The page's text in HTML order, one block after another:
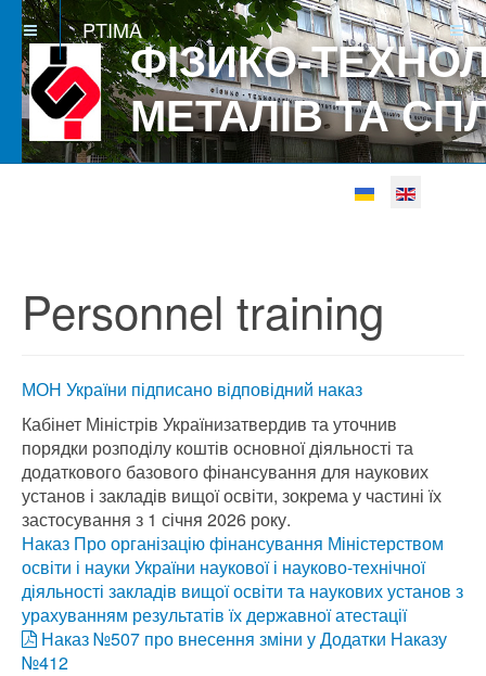
ФІЗИКО-
МЕТАЛІВ ТА
PTIMA
Select your
Personnel training
МОН України підписано відповідний наказ
Кабінет Міністрів Українизатвердив та уточнив
порядки розподілу коштів основної діяльності та
додаткового базового фінансування для наукових
установ і закладів вищої освіти, зокрема у частині їх
застосування з 1 січня 2026 року.
Наказ Про організацію фінансування Міністерством
освіти і науки України наукової і науково-технічної
діяльності закладів вищої освіти та наукових установ з
урахуванням результатів їх державної атестації
Наказ №507 про внесення зміни у Додатки Наказу
№412